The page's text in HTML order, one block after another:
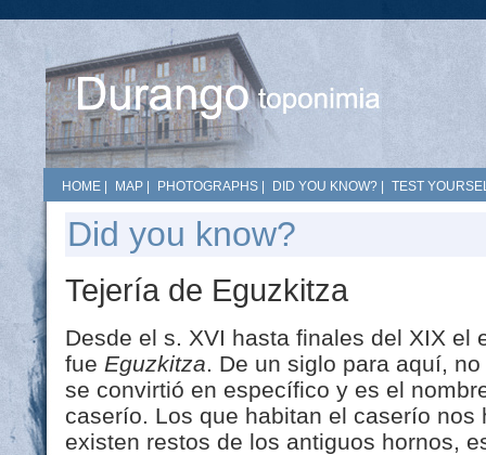
HOME MAP PHOTOGRAPHS DID YOU KNOW? TEST
Did you know?
Tejería de Eguzkitza
Desde el s. XVI hasta finales del XIX el
fue Eguzkitza. De un siglo para aquí,
se convirtió en específico y es el
caserío. Los que habitan el caserío
existen restos de los antiguos hornos,